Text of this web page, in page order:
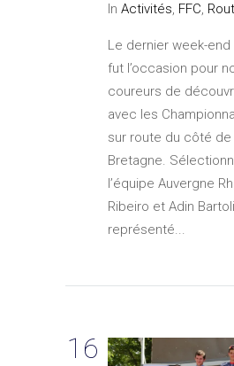
In Activités, FFC,
Le dernier week-end
fut l’occasion pour
coureurs de
avec les
sur route du côté de
Bretagne.
l’équipe Auvergne
Ribeiro et Adin
représenté...
16